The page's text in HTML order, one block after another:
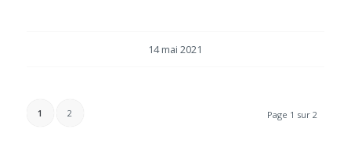
14 mai 2021
Page 1 sur 2
1 2